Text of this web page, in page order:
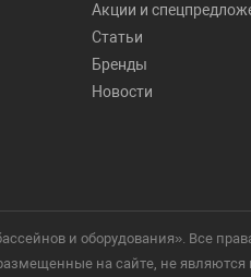
Акции и
Статьи
Бренды
Новости
и оборудования». Все
на сайте, не являются